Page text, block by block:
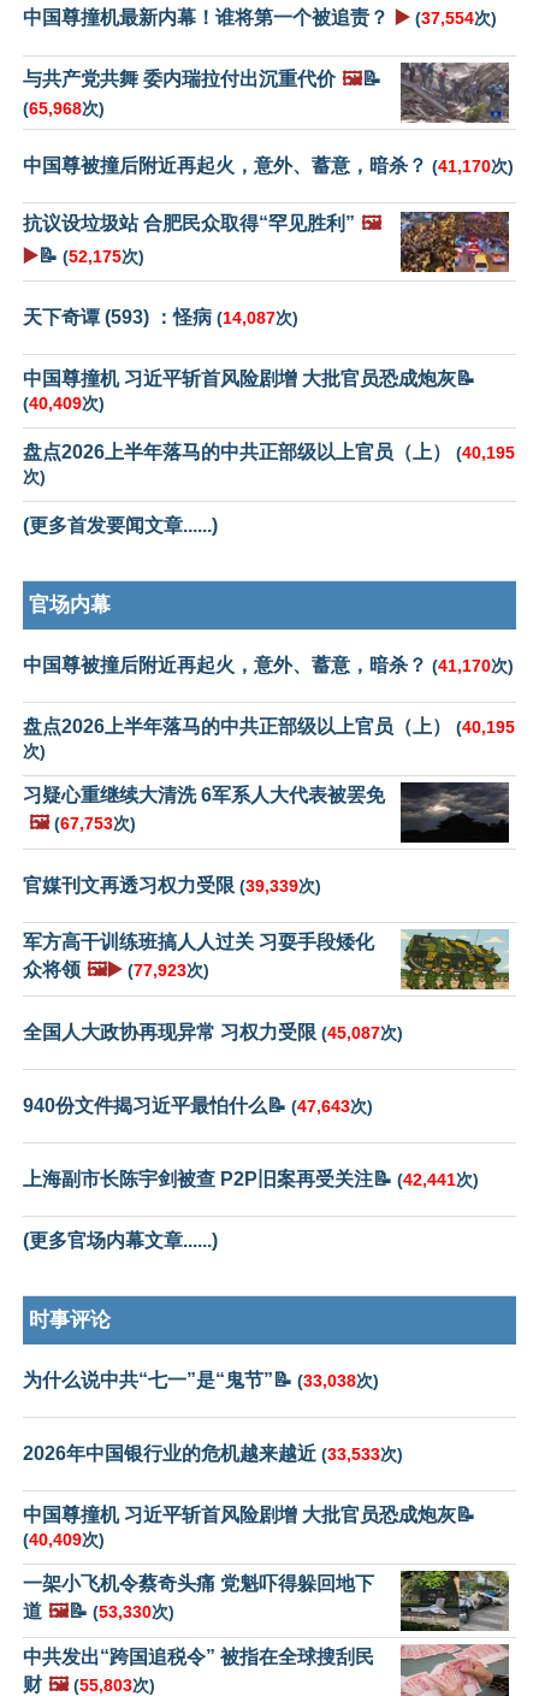
中国尊撞机最新内幕！谁将第一个被追责？ ▶️ (37,554次)
与共产党共舞 委内瑞拉付出沉重代价 🖼️📝
(65,968次)
中国尊被撞后附近再起火，意外、蓄意，暗杀？ (41,170次)
抗议设垃圾站 合肥民众取得“罕见胜利” 🖼️
▶️📝 (52,175次)
天下奇谭 (593) ：怪病 (14,087次)
中国尊撞机 习近平斩首风险剧增 大批官员恐成炮灰📝
(40,409次)
盘点2026上半年落马的中共正部级以上官员（上） (40,195
次)
(更多首发要闻文章......)
官场内幕
中国尊被撞后附近再起火，意外、蓄意，暗杀？ (41,170次)
盘点2026上半年落马的中共正部级以上官员（上） (40,195
次)
习疑心重继续大清洗 6军系人大代表被罢免
🖼️ (67,753次)
官媒刊文再透习权力受限 (39,339次)
军方高干训练班搞人人过关 习耍手段矮化
众将领 🖼️▶️ (77,923次)
全国人大政协再现异常 习权力受限 (45,087次)
940份文件揭习近平最怕什么📝 (47,643次)
上海副市长陈宇剑被查 P2P旧案再受关注📝 (42,441次)
(更多官场内幕文章......)
时事评论
为什么说中共“七一”是“鬼节”📝 (33,038次)
2026年中国银行业的危机越来越近 (33,533次)
中国尊撞机 习近平斩首风险剧增 大批官员恐成炮灰📝
(40,409次)
一架小飞机令蔡奇头痛 党魁吓得躲回地下
道 🖼️📝 (53,330次)
中共发出“跨国追税令” 被指在全球搜刮民
财 🖼️ (55,803次)